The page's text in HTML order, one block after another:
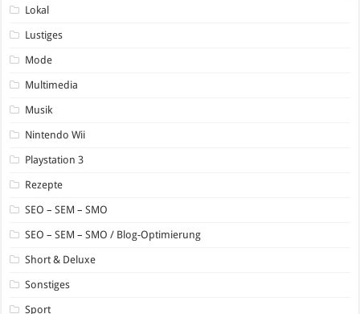
Lokal
Lustiges
Mode
Multimedia
Musik
Nintendo Wii
Playstation 3
Rezepte
SEO – SEM – SMO
SEO – SEM – SMO / Blog-Optimierung
Short & Deluxe
Sonstiges
Sport